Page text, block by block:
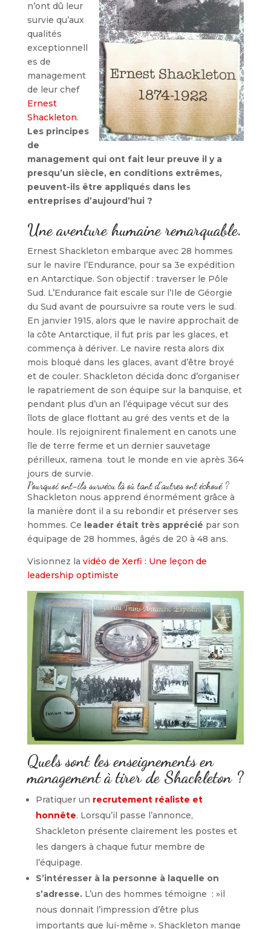
n’ont dû leur
survie qu’aux
qualités
exceptionnell
es de
management
de leur chef
Ernest
Shackleton.
Les principes
de
management qui ont fait leur preuve il y a
presqu’un siècle, en conditions extrêmes,
peuvent-ils être appliqués dans les
entreprises d’aujourd’hui ?
Uneaventure humaine remarquable.
Ernest Shackleton embarque avec 28 hommes
sur le navire l’Endurance, pour sa 3e expédition
en Antarctique. Son objectif : traverser le Pôle
Sud. L’Endurance fait escale sur l’Ile de Géorgie
du Sud avant de poursuivre sa route vers le sud.
En janvier 1915, alors que le navire approchait de
la côte Antarctique, il fut pris par les glaces, et
commença à dériver. Le navire resta alors dix
mois bloqué dans les glaces, avant d’être broyé
et de couler. Shackleton décida donc d’organiser
le rapatriement de son équipe sur la banquise, et
pendant plus d’un an l’équipage vécut sur des
îlots de glace flottant au gré des vents et de la
houle. Ils rejoignirent finalement en canots une
île de terre ferme et un dernier sauvetage
périlleux, ramena tout le monde en vie après 364
jours de survie.
Pourquoi ont-ils survécu là où tant d’autres ont échoué ?
Shackleton nous apprend énormément grâce à
la manière dont il a su rebondir et préserver ses
hommes. Ce leader était très apprécié par son
équipage de 28 hommes, âgés de 20 à 48 ans.
Visionnez la vidéo de Xerfi : Une leçon de
leadership optimiste
Quels sont les enseignements en
management à tirer de Shackleton ?
Pratiquer un recrutement réaliste et
honnête. Lorsqu’il passe l’annonce,
Shackleton présente clairement les postes et
les dangers à chaque futur membre de
l’équipage.
S’intéresser à la personne à laquelle on
s’adresse. L’un des hommes témoigne : »il
nous donnait l’impression d’être plus
importants que lui-même ». Shackleton mange